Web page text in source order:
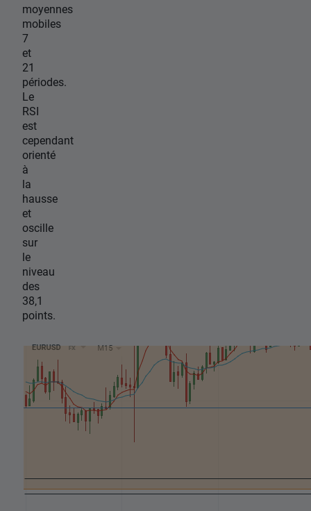
moyennes
mobiles
7
et
21
périodes.
Le
RSI
est
cependant
orienté
à
la
hausse
et
oscille
sur
le
niveau
des
38,1
points.